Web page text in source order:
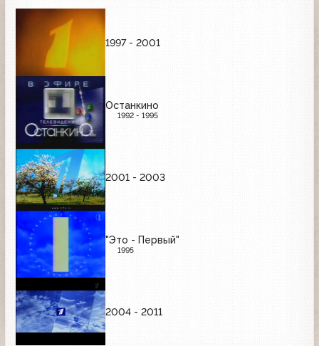
1997 - 2001
Останкино
1992 - 1995
2001 - 2003
"Это - Первый"
1995
2004 - 2011